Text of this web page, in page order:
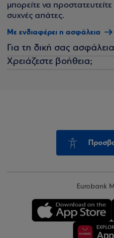
μπορείτε να προστατευτείτε
συχνές απάτες.
Με ενδιαφέρει η ασφάλεια
Για τη δική σας ασφάλεια
Χρειάζεστε βοήθεια;
Eurobank